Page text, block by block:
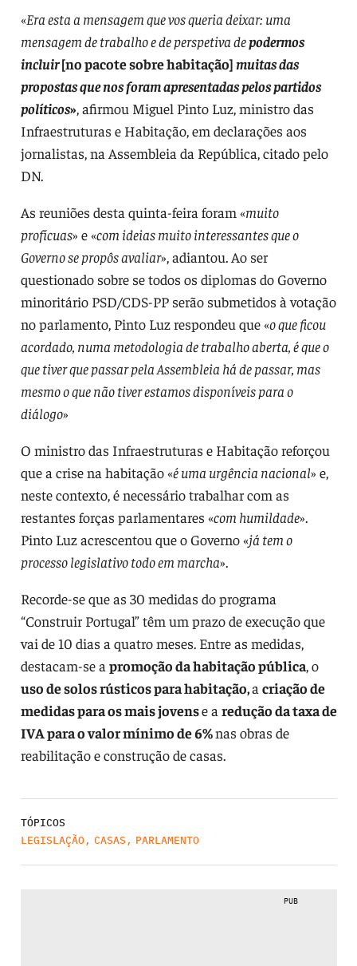
«Era esta a mensagem que vos queria deixar: uma
mensagem de trabalho e de perspetiva depodermos
incluir[no pacote sobre habitação]muitas das
propostas que nos foram apresentadaspelos partidos
políticos», afirmou Miguel Pinto Luz, ministro das
Infraestruturas e Habitação, em declarações aos
jornalistas, na Assembleia da República, citado pelo
DN.
As reuniões desta quinta-feira foram «muito
profícuas» e «com ideias muito interessantes que o
Governo se propôs avaliar», adiantou. Ao ser
questionado sobre se todos os diplomas do Governo
minoritário PSD/CDS-PP serão submetidos à votação
no parlamento, Pinto Luz respondeu que «o que ficou
acordado, numa metodologia de trabalho aberta, é que o
que tiver que passar pela Assembleia há de passar, mas
mesmo o que não tiver estamos disponíveis para o
diálogo»
O ministro das Infraestruturas e Habitação reforçou
que a crise na habitação «é uma urgência nacional» e,
neste contexto, é necessário trabalhar com as
restantes forças parlamentares «com humildade».
Pinto Luz acrescentou que o Governo «já tem o
processo legislativo todo em marcha».
Recorde-se que as 30 medidas do programa
“Construir Portugal” têm um prazo de execução que
vai de 10 dias a quatro meses. Entre as medidas,
destacam-se a promoção da habitação pública, o
uso de solos rústicos para habitação,a criação de
medidas para os mais jovense a redução da taxa de
IVA para o valor mínimo de 6%nas obras de
reabilitação e construção de casas.
TÓPICOS
LEGISLAÇÃO, CASAS , PARLAMENTO
PUB